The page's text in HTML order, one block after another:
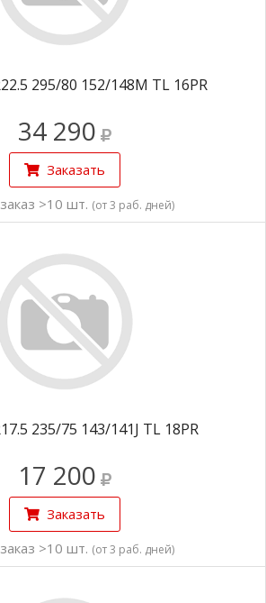
295/80 152/148M TL 16PR
34 290
Заказать
>10 шт. (от 3 раб. дней)
235/75 143/141J TL 18PR
17 200
Заказать
>10 шт. (от 3 раб. дней)